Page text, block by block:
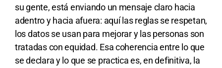
su gente, está enviando un mensaje claro hacia
adentro y hacia afuera: aquí las reglas se respetan,
los datos se usan para mejorar y las personas son
tratadas con equidad. Esa coherencia entre lo que
se declara y lo que se practica es, en definitiva, la